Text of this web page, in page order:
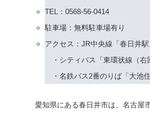
TEL：0568-56-0414
駐車場：無料駐車場有り
アクセス：JR中央線「春日井
・シティバス「東環状線（右
・名鉄バス2番のりば「大池
愛知県にある春日井市は、名古屋